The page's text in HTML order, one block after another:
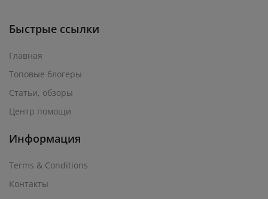
Быстрые ссылки
Главная
Топовые блогеры
Статьи, обзоры
Центр помощи
Информация
Terms & Conditions
Контакты